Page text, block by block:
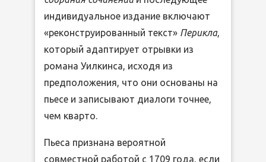
индивидуальное издание включают
«реконструированный текст» Перикла,
который адаптирует отрывки из
романа Уилкинса, исходя из
предположения, что они основаны на
пьесе и записывают диалоги точнее,
чем кварто.
Пьеса признана вероятной
совместной работой с 1709 года, если